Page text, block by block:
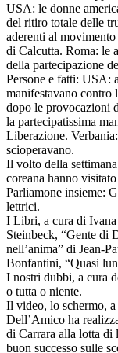
USA: le donne
del ritiro totale delle
aderenti al
di Calcutta. Roma: le
della partecipazione
Persone e fatti: USA:
manifestavano
dopo le provocazioni
la partecipatissima
Liberazione.
scioperavano.
Il volto della
coreana hanno
Parliamone insieme:
lettrici.
I Libri, a cura di
Steinbeck, “Gente di
nell’anima” di Jean-
Bonfantini, “Quasi
I nostri dubbi, a cura
o tutta o niente.
Il video, lo schermo,
Dell’Amico ha
di Carrara alla lotta di
buon successo sulle